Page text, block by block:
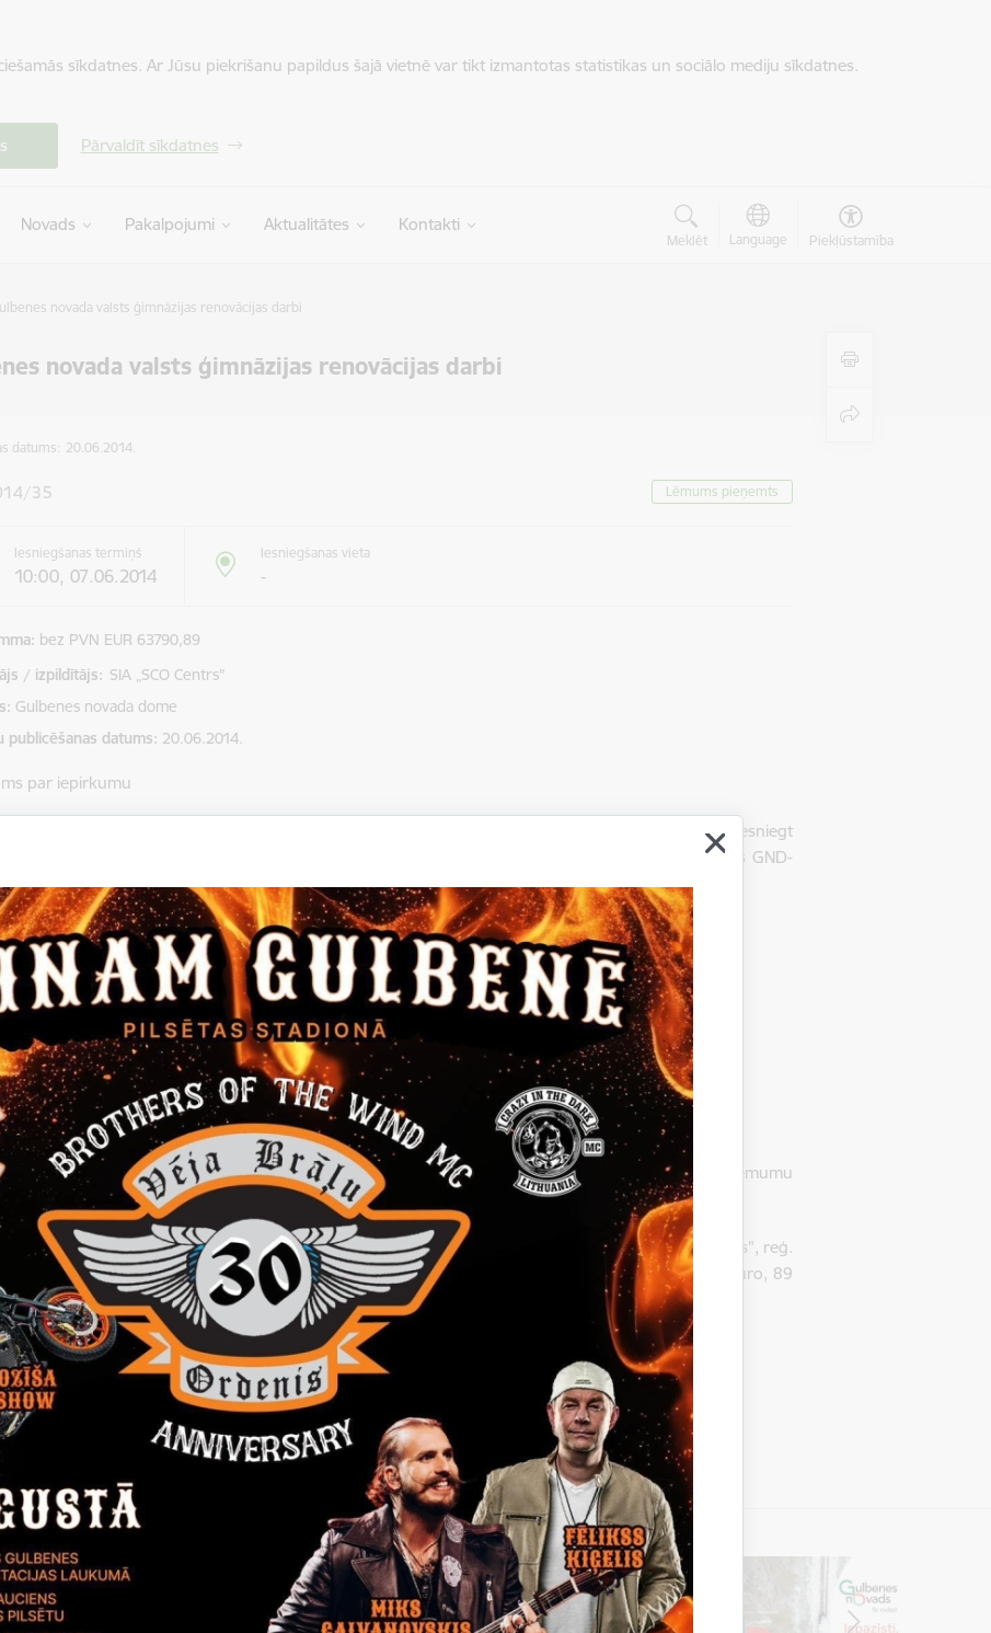
sīkdatnes. Ar Jūsu piekrišanu papildus šajā vietnē var tikt izmantotas statistikas un sociālo mediju sīkdatnes.
Pārvaldīt sīkdatnes
Novads Pakalpojumi Aktualitātes Kontakti
Meklēt Language Piekļūstamība
novada valsts ģimnāzijas renovācijas darbi
novada valsts ģimnāzijas renovācijas darbi
datums: 20.06.2014.
35 Lēmums pieņemts
Iesniegšanas termiņš
10:00, 07.06.2014
Iesniegšanas vieta
-
bez PVN EUR 63790,89
/ izpildītājs: SIA „SCO Centrs"
Gulbenes novada dome
publicēšanas datums 20.06.2014.
par iepirkumu
novada dome, reģistrācijas Nr. 90009116327, Ābeļu ielā 2, Gulbenē, LV-4401, uzaicina iesniegt
iepirkumam „Gulbenes novada valsts ģimnāzijas renovācijas darbi", iepirkuma identifikācijas GND-
par pieņemto lēmumu
novada dome, reģistrācijas Nr.90009116327, Ābeļu ielā 2, Gulbenē, LV-4401, pieņēmusi lēmumu
„Gulbenes novada valsts ģimnāzijas renovācijas darbi", identifikācijas Nr. GND-2014/35.
novada domes iepirkumu komisija 2014.gada 7.jūlijā nolēmusi atzīt par uzvarētāju SIA „SCO Centrs", reģ.
ar līgumcenu bez PVN EUR 63790,89 (sešdesmit trīs tūkstoši septiņi simti deviņdesmit euro, 89